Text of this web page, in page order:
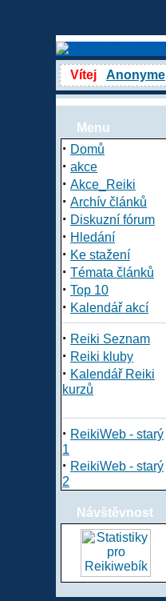
Vítej Anonyme
Menu
· Domů
· akce
· Akce_Reiki
· Archív článků
· Diskuzní fórum
· Hledání
· Ke stažení
· Témata článků
· Top 10
· Kalendář akcí
· Reiki Seznam
· Reiki kluby
· Kalendář Reiki
kurzů
· ReikiWeb - starý
1
· ReikiWeb - starý
2
Návštěvnost